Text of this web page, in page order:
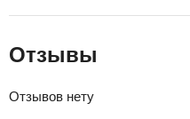
Отзывы
Отзывов нету